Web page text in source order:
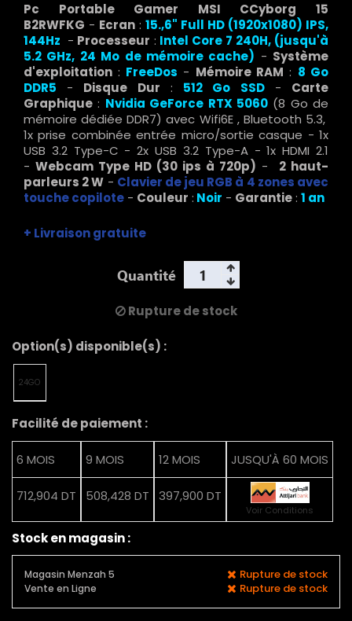
Pc Portable Gamer MSI CCyborg 15
B2RWFKG - Ecran : 15.,6" Full HD (1920x1080) IPS,
144Hz - Processeur : Intel Core 7 240H, (jusqu'à
5.2 GHz, 24 Mo de mémoire cache) - Système
d'exploitation : FreeDos - Mémoire RAM : 8 Go
DDR5 - Disque Dur : 512 Go SSD - Carte
Graphique : Nvidia GeForce RTX 5060 (8 Go de
mémoire dédiée DDR7) avec Wifi6E , Bluetooth 5.3,
1x prise combinée entrée micro/sortie casque - 1x
USB 3.2 Type-C - 2x USB 3.2 Type-A - 1x HDMI 2.1
- Webcam Type HD (30 ips à 720p) - 2 haut-
parleurs 2 W - Clavier de jeu RGB à 4 zones avec
touche copilote - Couleur : Noir - Garantie: 1 an
+ Livraison gratuite
Quantité
Rupture de stock
Option(s) disponible(s) :
24GO
Facilité de paiement :
6 MOIS
712,904 DT
9 MOIS
508,428 DT
12 MOIS
397,900 DT
JUSQU'À 60 MOIS
Voir Conditions
Stock en magasin :
Magasin Menzah 5 Rupture de stock
Vente en Ligne Rupture de stock